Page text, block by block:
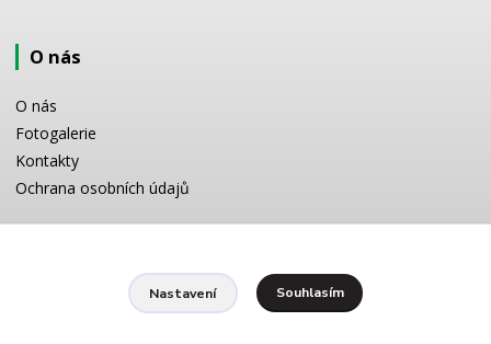
O nás
O nás
Fotogalerie
Kontakty
Ochrana osobních údajů
Potřebujete poradit s výběrem? Neváhejte se zeptat:
Nastavení Souhlasím